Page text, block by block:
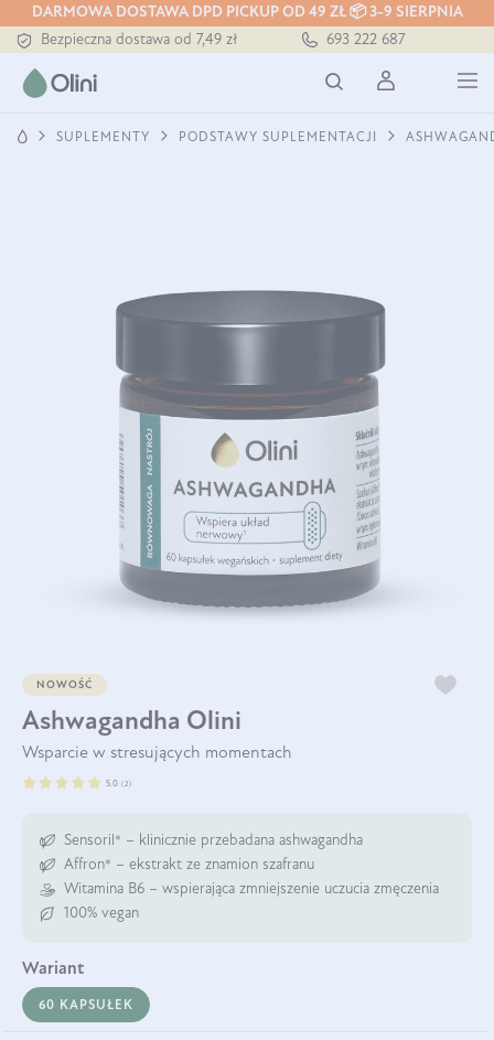
DARMOWA DOSTAWA DPD PICKUP OD 49 ZŁ 📦 3-9 SIERPNIA
Bezpieczna dostawa od 7,49 zł
Darmowa dostawa od 199 zł
693 222 687
SUPLEMENTY PODSTAWY SUPLEMENTACJI
NOWOŚĆ
Ashwagandha Olini
Wsparcie w stresujących momentach
5.0 (2)
Sensoril® – klinicznie przebadana ashwagandha
Affron® – ekstrakt ze znamion szafranu
Witamina B6 – wspierająca zmniejszenie uczucia zmęczenia
100% vegan
wariant
60 KAPSUŁEK